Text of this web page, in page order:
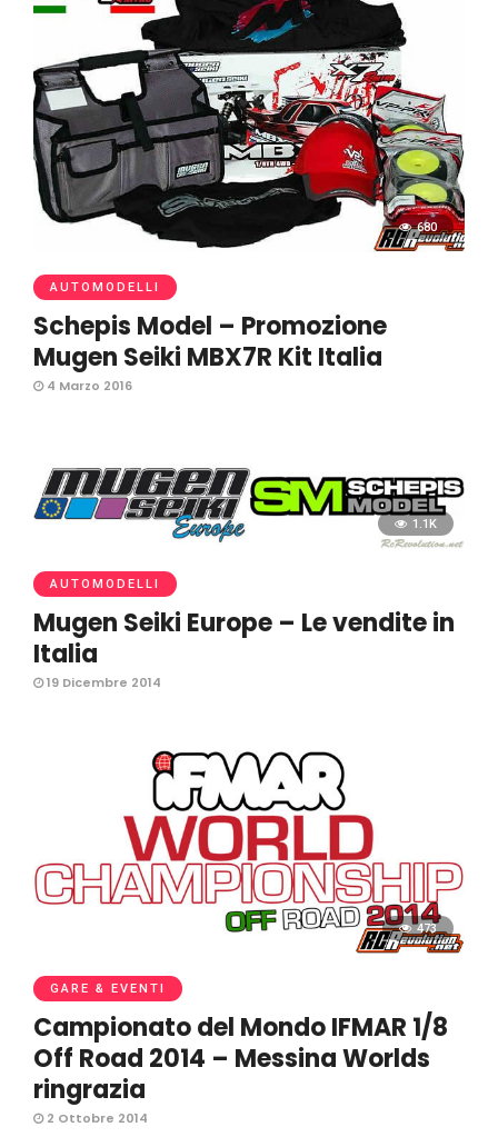
680
AUTOMODELLI
Schepis Model – Promozione
Mugen Seiki MBX7R Kit Italia
4 Marzo 2016
1.1K
AUTOMODELLI
Mugen Seiki Europe – Le vendite in
Italia
19 Dicembre 2014
473
GARE & EVENTI
Campionato del Mondo IFMAR 1/8
Off Road 2014 – Messina Worlds
ringrazia
2 Ottobre 2014